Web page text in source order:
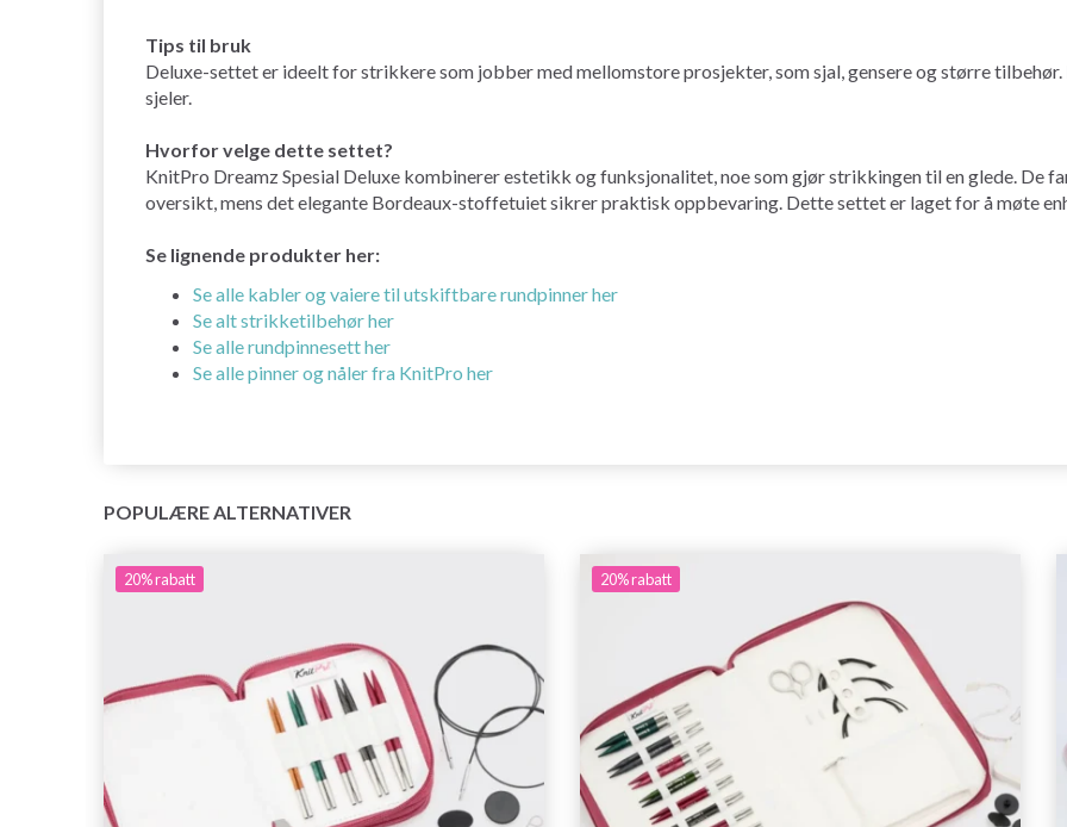
Tips til bruk
Deluxe-settet er ideelt for strikkere som jobber med mellomstore prosjekter, som sjal, gensere og større
sjeler.
Hvorfor velge dette settet?
KnitPro Dreamz Spesial Deluxe kombinerer estetikk og funksjonalitet, noe som gjør strikkingen til en glede. De
oversikt, mens det elegante Bordeaux-stoffetuiet sikrer praktisk oppbevaring. Dette settet er laget for å møte
Se lignende produkter her:
Se alle kabler og vaiere til utskiftbare rundpinner her
Se alt strikketilbehør her
Se alle rundpinnesett her
Se alle pinner og nåler fra KnitPro her
POPULÆRE ALTERNATIVER
20%rabatt 20%rabatt